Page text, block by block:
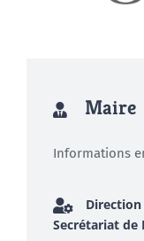
Maire
Informations
Direction
Secrétariat de